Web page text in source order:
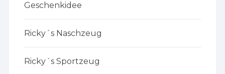
Geschenkidee
Ricky´s Naschzeug
Ricky´s Sportzeug